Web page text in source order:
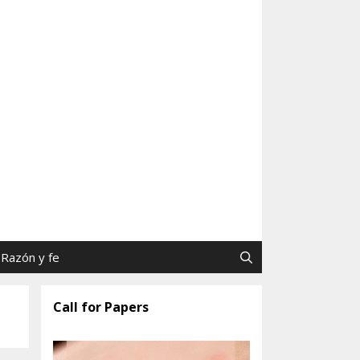
Razón y fe
Call for Papers